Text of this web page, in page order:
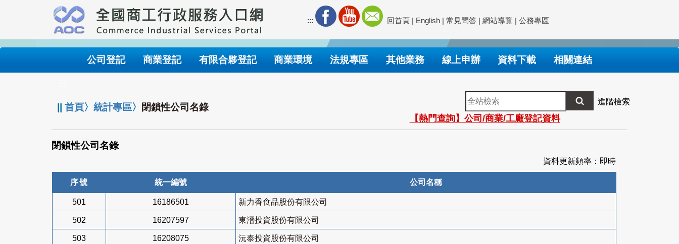
要
內
::: 回首頁 | English | 常見問答 | 網站導覽 | 公務專區
公司登記 商業登記 有限合夥登記 商業環境 法規專區 其他業務 線上申辦 資料下載 相關連結
||首頁〉統計專區〉 閉鎖性公司名錄
全
站
檢
索
進階檢索
【熱門查詢】公司/商業/工廠登記資料
閉鎖性公司名錄
資料更新頻率：即時
序號 統一編號 公司名稱
501 16186501 新力香食品股份有限公司
502 16207597 東溍投資股份有限公司
503 16208075 沅泰投資股份有限公司